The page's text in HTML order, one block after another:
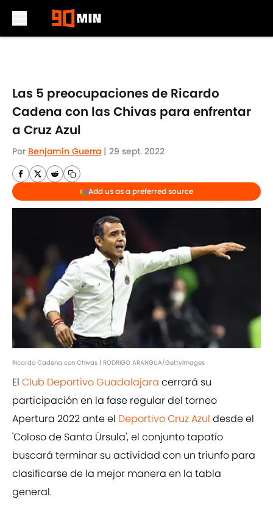
Las 5 preocupaciones de Ricardo
Cadena con las Chivas para enfrentar
a Cruz Azul
Por Benjamín Guerra | 29 sept. 2022
Add us as a preferred source
Ricardo Cadena con Chivas | RODRIGO ARANGUA/GettyImages
El Club Deportivo Guadalajara cerrará su
participación en la fase regular del torneo
Apertura 2022 ante el Deportivo Cruz Azul desde el
'Coloso de Santa Úrsula', el conjunto tapatío
buscará terminar su actividad con un triunfo para
clasificarse de la mejor manera en la tabla
general.